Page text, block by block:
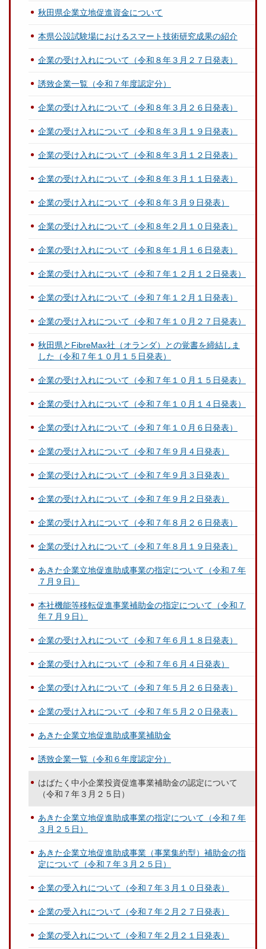
秋田県企業立地促進資金について
本県公設試験場におけるスマート技術研究成果の紹介
企業の受け入れについて（令和８年３月２７日発表）
誘致企業一覧（令和７年度認定分）
企業の受け入れについて（令和８年３月２６日発表）
企業の受け入れについて（令和８年３月１９日発表）
企業の受け入れについて（令和８年３月１２日発表）
企業の受け入れについて（令和８年３月１１日発表）
企業の受け入れについて（令和８年３月９日発表）
企業の受け入れについて（令和８年２月１０日発表）
企業の受け入れについて（令和８年１月１６日発表）
企業の受け入れについて（令和７年１２月１２日発表）
企業の受け入れについて（令和７年１２月１日発表）
企業の受け入れについて（令和７年１０月２７日発表）
秋田県とFibreMax社（オランダ）との覚書を締結しま
した（令和７年１０月１５日発表）
企業の受け入れについて（令和７年１０月１５日発表）
企業の受け入れについて（令和７年１０月１４日発表）
企業の受け入れについて（令和７年１０月６日発表）
企業の受け入れについて（令和７年９月４日発表）
企業の受け入れについて（令和７年９月３日発表）
企業の受け入れについて（令和７年９月２日発表）
企業の受け入れについて（令和７年８月２６日発表）
企業の受け入れについて（令和７年８月１９日発表）
あきた企業立地促進助成事業の指定について（令和７年
７月９日）
本社機能等移転促進事業補助金の指定について（令和７
年７月９日）
企業の受け入れについて（令和７年６月１８日発表）
企業の受け入れについて（令和７年６月４日発表）
企業の受け入れについて（令和７年５月２６日発表）
企業の受け入れについて（令和７年５月２０日発表）
あきた企業立地促進助成事業補助金
誘致企業一覧（令和６年度認定分）
はばたく中小企業投資促進事業補助金の認定について
（令和７年３月２５日）
あきた企業立地促進助成事業の指定について（令和７年
３月２５日）
あきた企業立地促進助成事業（事業集約型）補助金の指
定について（令和７年３月２５日）
企業の受入れについて（令和７年３月１０日発表）
企業の受入れについて（令和７年２月２７日発表）
企業の受入れについて（令和７年２月２１日発表）